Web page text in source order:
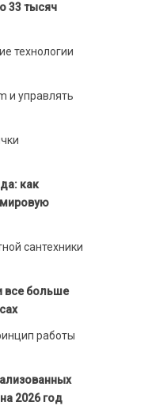
33 тысяч
технологии
и управлять
как
мировую
сантехники
все больше
работы
2026 год